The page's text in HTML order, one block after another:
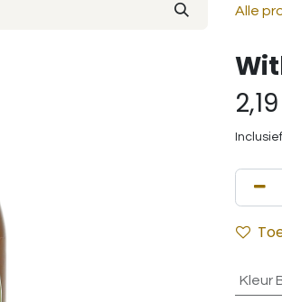
Alle
2,19
Kleur